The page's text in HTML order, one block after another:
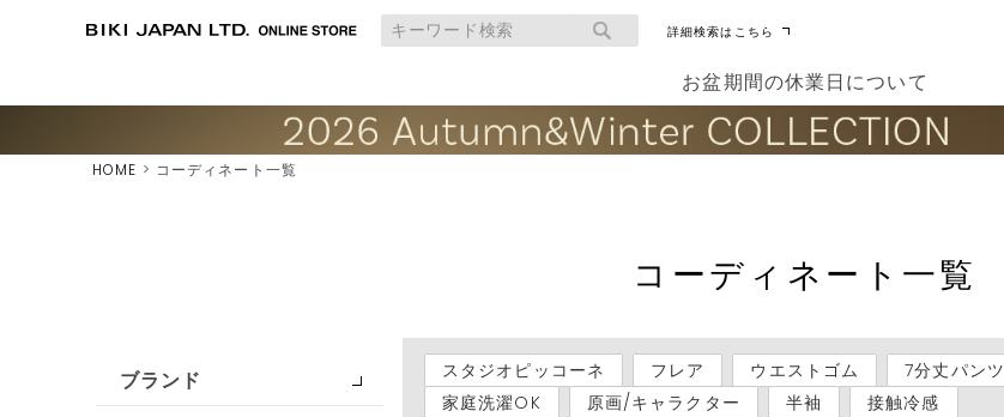
詳細検索はこちら
お盆期間の休業日について
HOME コーディネート一覧
コーディネート一覧
ブランド スタジオピッコーネ フレア ウエストゴム 7分丈パンツ
家庭洗濯OK
原画/キャラクター 半袖 接触冷感